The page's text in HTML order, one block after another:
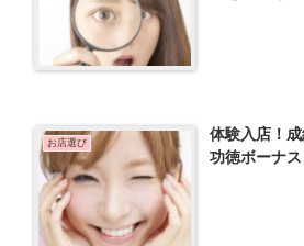
お店選び
体験入店！
功徳ボーナス